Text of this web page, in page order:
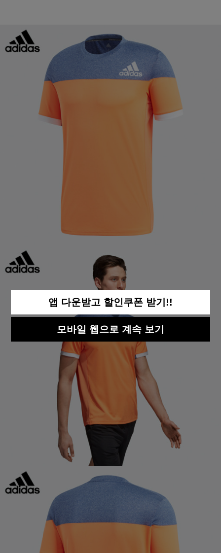
앱 다운받고 할인쿠폰 받기!!
모바일 웹으로 계속 보기